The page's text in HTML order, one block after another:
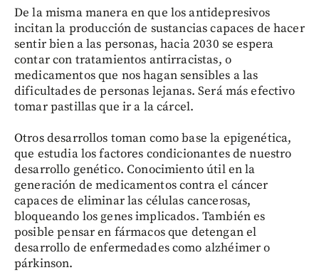
De la misma manera en que los antidepresivos
incitan la producción de sustancias capaces de hacer
sentir bien a las personas, hacia 2030 se espera
contar con tratamientos antirracistas, o
medicamentos que nos hagan sensibles a las
dificultades de personas lejanas. Será más efectivo
tomar pastillas que ir a la cárcel.
Otros desarrollos toman como base la epigenética,
que estudia los factores condicionantes de nuestro
desarrollo genético. Conocimiento útil en la
generación de medicamentos contra el cáncer
capaces de eliminar las células cancerosas,
bloqueando los genes implicados. También es
posible pensar en fármacos que detengan el
desarrollo de enfermedades como alzhéimer o
párkinson.